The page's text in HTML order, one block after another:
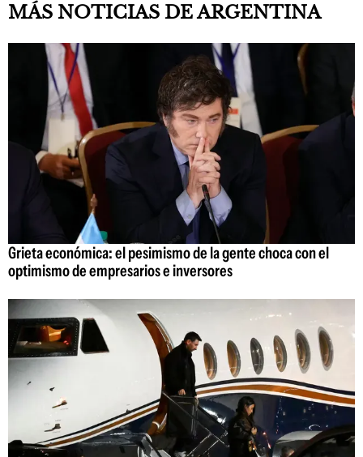
MÁS NOTICIAS DE ARGENTINA
Grieta económica: el pesimismo de la gente choca con el
optimismo de empresarios e inversores